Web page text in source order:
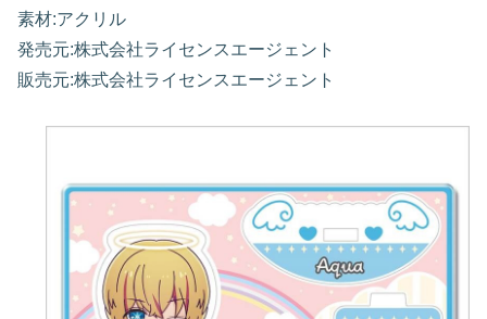
素材:アクリル
発売元:株式会社ライセンスエージェント
販売元:株式会社ライセンスエージェント